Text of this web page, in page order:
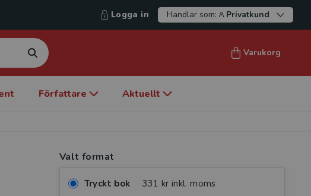
Logga in Handlar som: Privatkund
Varukorg
Författare Aktuellt
Valt format
Tryckt bok 331 kr inkl. moms